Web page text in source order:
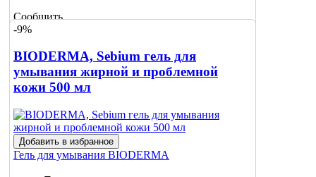
Сообщить
о наличии
-9%
BIODERMA, Sebium гель для
умывания жирной и проблемной
кожи 500 мл
Добавить в избранное
Гель для умывания BIODERMA